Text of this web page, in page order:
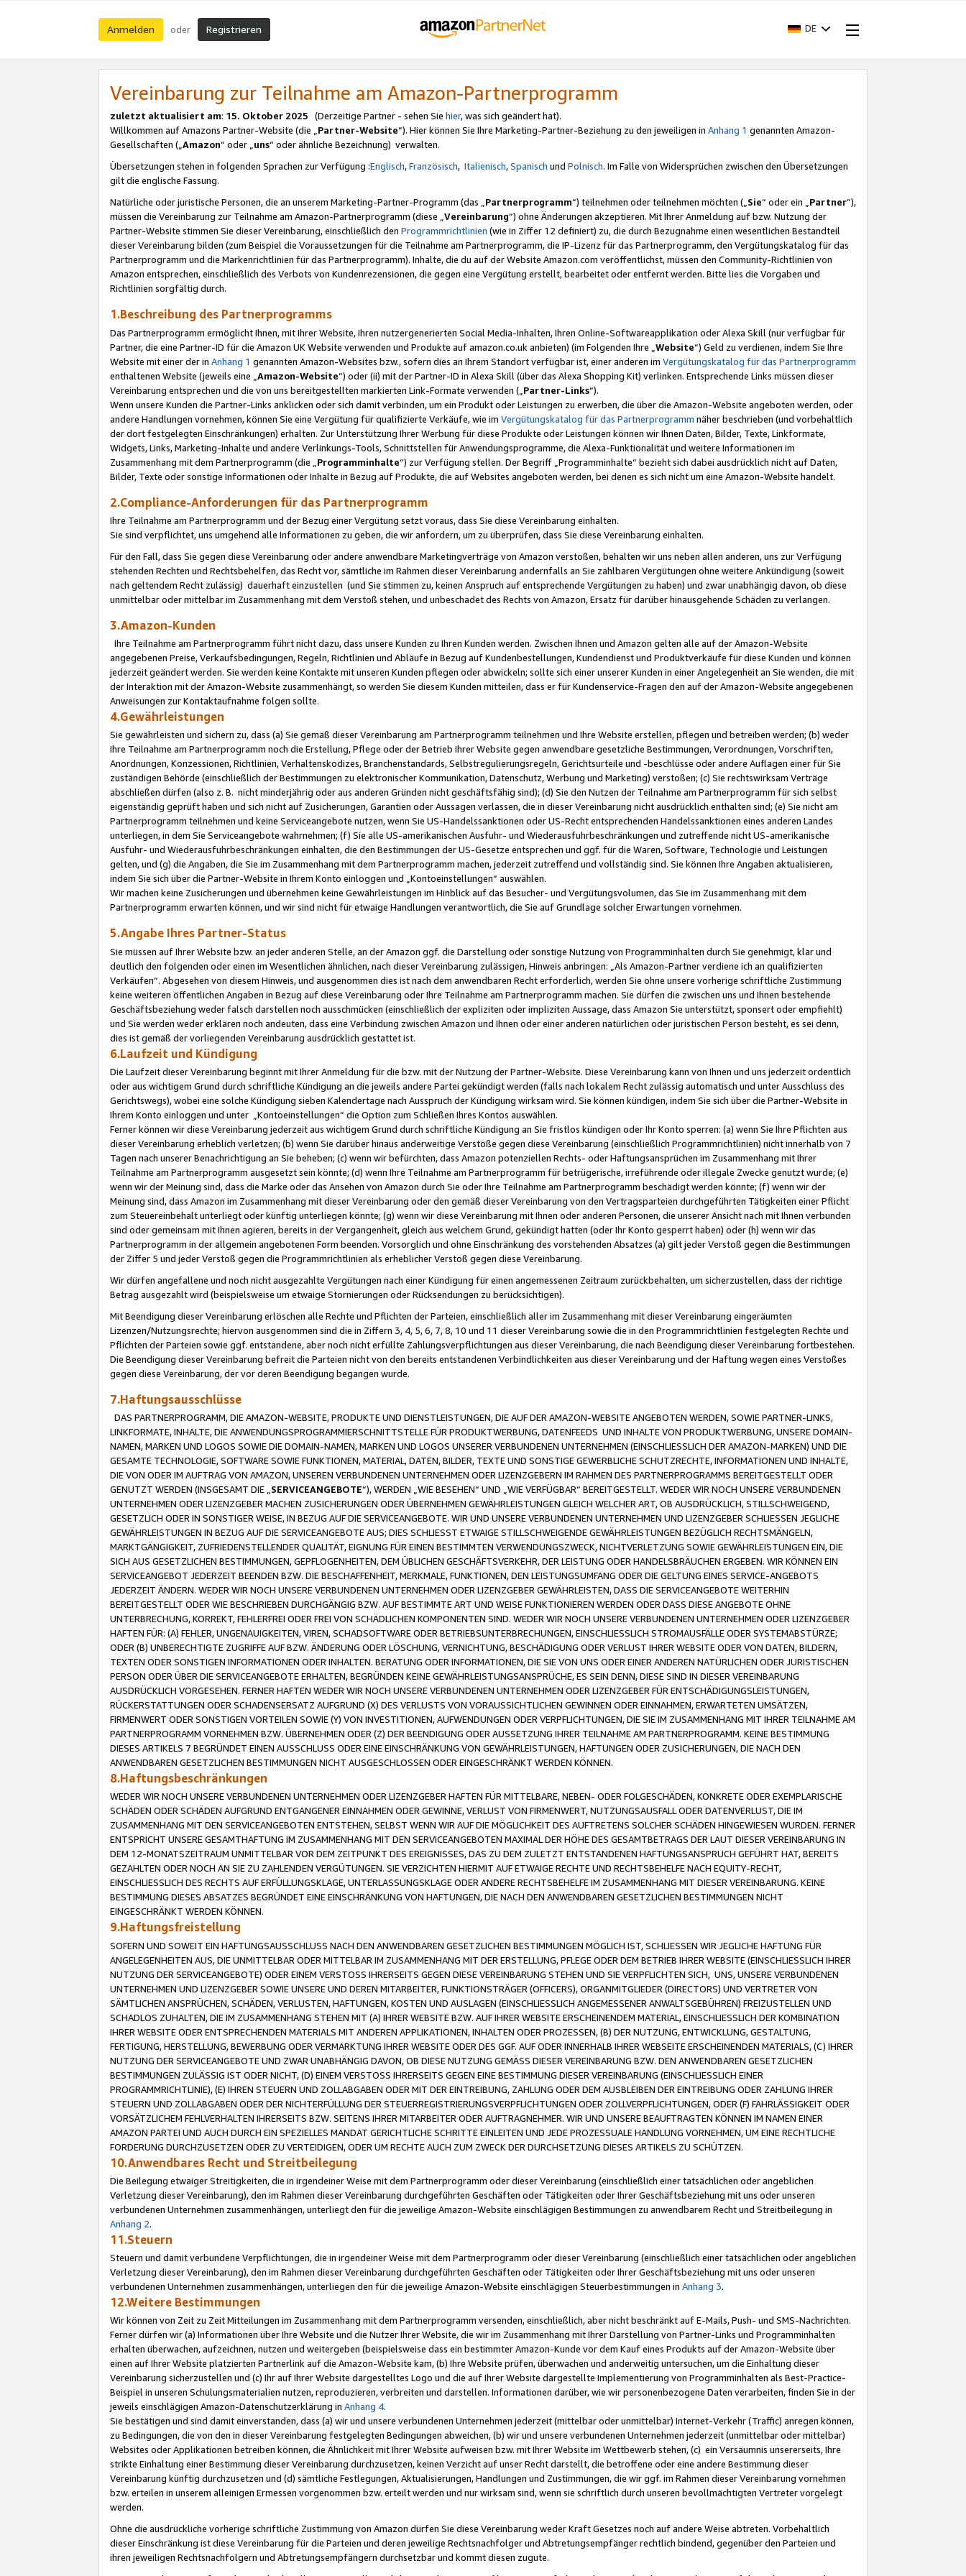
Anmelden oder Registrieren DE
Vereinbarung zur Teilnahme am Amazon-Partnerprogramm
zuletzt aktualisiert am: 15. Oktober 2025 (Derzeitige Partner - sehen Sie hier, was sich geändert hat).
Willkommen auf Amazons Partner-Website (die „Partner-Website“). Hier können Sie Ihre Marketing-Partner-Beziehung zu den jeweiligen in Anhang 1 genannten Amazon-
Gesellschaften („Amazon“ oder „uns“ oder ähnliche Bezeichnung) verwalten.
Übersetzungen stehen in folgenden Sprachen zur Verfügung :Englisch,Französisch, Italienisch,Spanisch und Polnisch. Im Falle von Widersprüchen zwischen den Übersetzungen
gilt die englische Fassung.
Natürliche oder juristische Personen, die an unserem Marketing-Partner-Programm (das „Partnerprogramm“) teilnehmen oder teilnehmen möchten („Sie“ oder ein „Partner“),
müssen die Vereinbarung zur Teilnahme am Amazon-Partnerprogramm (diese „Vereinbarung“) ohne Änderungen akzeptieren. Mit Ihrer Anmeldung auf bzw. Nutzung der
Partner-Website stimmen Sie dieser Vereinbarung, einschließlich den Programmrichtlinien (wie in Ziffer 12 definiert) zu, die durch Bezugnahme einen wesentlichen Bestandteil
dieser Vereinbarung bilden (zum Beispiel die Voraussetzungen für die Teilnahme am Partnerprogramm, die IP-Lizenz für das Partnerprogramm, den Vergütungskatalog für das
Partnerprogramm und die Markenrichtlinien für das Partnerprogramm). Inhalte, die du auf der Website Amazon.com veröffentlichst, müssen den Community-Richtlinien von
Amazon entsprechen, einschließlich des Verbots von Kundenrezensionen, die gegen eine Vergütung erstellt, bearbeitet oder entfernt werden. Bitte lies die Vorgaben und
Richtlinien sorgfältig durch.
1.Beschreibung des Partnerprogramms
Das Partnerprogramm ermöglicht Ihnen, mit Ihrer Website, Ihren nutzergenerierten Social Media-Inhalten, Ihren Online-Softwareapplikation oder Alexa Skill (nur verfügbar für
Partner, die eine Partner-ID für die Amazon UK Website verwenden und Produkte auf amazon.co.uk anbieten) (im Folgenden Ihre „ Website“) Geld zu verdienen, indem Sie Ihre
Website mit einer der in Anhang 1 genannten Amazon-Websites bzw., sofern dies an Ihrem Standort verfügbar ist, einer anderen im Vergütungskatalog für das Partnerprogramm
enthaltenen Website (jeweils eine „ Amazon-Website“) oder (ii) mit der Partner-ID in Alexa Skill (über das Alexa Shopping Kit) verlinken. Entsprechende Links müssen dieser
Vereinbarung entsprechen und die von uns bereitgestellten markierten Link-Formate verwenden („ Partner-Links“).
Wenn unsere Kunden die Partner-Links anklicken oder sich damit verbinden, um ein Produkt oder Leistungen zu erwerben, die über die Amazon-Website angeboten werden, oder
andere Handlungen vornehmen, können Sie eine Vergütung für qualifizierte Verkäufe, wie im Vergütungskatalog für das Partnerprogramm näher beschrieben (und vorbehaltlich
der dort festgelegten Einschränkungen) erhalten. Zur Unterstützung Ihrer Werbung für diese Produkte oder Leistungen können wir Ihnen Daten, Bilder, Texte, Linkformate,
Widgets, Links, Marketing-Inhalte und andere Verlinkungs-Tools, Schnittstellen für Anwendungsprogramme, die Alexa-Funktionalität und weitere Informationen im
Zusammenhang mit dem Partnerprogramm (die „ Programminhalte“) zur Verfügung stellen. Der Begriff „Programminhalte“ bezieht sich dabei ausdrücklich nicht auf Daten,
Bilder, Texte oder sonstige Informationen oder Inhalte in Bezug auf Produkte, die auf Websites angeboten werden, bei denen es sich nicht um eine Amazon-Website handelt.
2.Compliance-Anforderungen für das Partnerprogramm
Ihre Teilnahme am Partnerprogramm und der Bezug einer Vergütung setzt voraus, dass Sie diese Vereinbarung einhalten.
Sie sind verpflichtet, uns umgehend alle Informationen zu geben, die wir anfordern, um zu überprüfen, dass Sie diese Vereinbarung einhalten.
Für den Fall, dass Sie gegen diese Vereinbarung oder andere anwendbare Marketingverträge von Amazon verstoßen, behalten wir uns neben allen anderen, uns zur Verfügung
stehenden Rechten und Rechtsbehelfen, das Recht vor, sämtliche im Rahmen dieser Vereinbarung andernfalls an Sie zahlbaren Vergütungen ohne weitere Ankündigung (soweit
nach geltendem Recht zulässig) dauerhaft einzustellen (und Sie stimmen zu, keinen Anspruch auf entsprechende Vergütungen zu haben) und zwar unabhängig davon, ob diese
unmittelbar oder mittelbar im Zusammenhang mit dem Verstoß stehen, und unbeschadet des Rechts von Amazon, Ersatz für darüber hinausgehende Schäden zu verlangen.
3.Amazon-Kunden
Ihre Teilnahme am Partnerprogramm führt nicht dazu, dass unsere Kunden zu Ihren Kunden werden. Zwischen Ihnen und Amazon gelten alle auf der Amazon-Website
angegebenen Preise, Verkaufsbedingungen, Regeln, Richtlinien und Abläufe in Bezug auf Kundenbestellungen, Kundendienst und Produktverkäufe für diese Kunden und können
jederzeit geändert werden. Sie werden keine Kontakte mit unseren Kunden pflegen oder abwickeln; sollte sich einer unserer Kunden in einer Angelegenheit an Sie wenden, die mit
der Interaktion mit der Amazon-Website zusammenhängt, so werden Sie diesem Kunden mitteilen, dass er für Kundenservice-Fragen den auf der Amazon-Website angegebenen
Anweisungen zur Kontaktaufnahme folgen sollte.
4.Gewährleistungen
Sie gewährleisten und sichern zu, dass (a) Sie gemäß dieser Vereinbarung am Partnerprogramm teilnehmen und Ihre Website erstellen, pflegen und betreiben werden; (b) weder
Ihre Teilnahme am Partnerprogramm noch die Erstellung, Pflege oder der Betrieb Ihrer Website gegen anwendbare gesetzliche Bestimmungen, Verordnungen, Vorschriften,
Anordnungen, Konzessionen, Richtlinien, Verhaltenskodizes, Branchenstandards, Selbstregulierungsregeln, Gerichtsurteile und -beschlüsse oder andere Auflagen einer für Sie
zuständigen Behörde (einschließlich der Bestimmungen zu elektronischer Kommunikation, Datenschutz, Werbung und Marketing) verstoßen; (c) Sie rechtswirksam Verträge
abschließen dürfen (also z. B. nicht minderjährig oder aus anderen Gründen nicht geschäftsfähig sind); (d) Sie den Nutzen der Teilnahme am Partnerprogramm für sich selbst
eigenständig geprüft haben und sich nicht auf Zusicherungen, Garantien oder Aussagen verlassen, die in dieser Vereinbarung nicht ausdrücklich enthalten sind; (e) Sie nicht am
Partnerprogramm teilnehmen und keine Serviceangebote nutzen, wenn Sie US-Handelssanktionen oder US-Recht entsprechenden Handelssanktionen eines anderen Landes
unterliegen, in dem Sie Serviceangebote wahrnehmen; (f) Sie alle US-amerikanischen Ausfuhr- und Wiederausfuhrbeschränkungen und zutreffende nicht US-amerikanische
Ausfuhr- und Wiederausfuhrbeschränkungen einhalten, die den Bestimmungen der US-Gesetze entsprechen und ggf. für die Waren, Software, Technologie und Leistungen
gelten, und (g) die Angaben, die Sie im Zusammenhang mit dem Partnerprogramm machen, jederzeit zutreffend und vollständig sind. Sie können Ihre Angaben aktualisieren,
indem Sie sich über die Partner-Website in Ihrem Konto einloggen und „Kontoeinstellungen“ auswählen.
Wir machen keine Zusicherungen und übernehmen keine Gewährleistungen im Hinblick auf das Besucher- und Vergütungsvolumen, das Sie im Zusammenhang mit dem
Partnerprogramm erwarten können, und wir sind nicht für etwaige Handlungen verantwortlich, die Sie auf Grundlage solcher Erwartungen vornehmen.
5.Angabe Ihres Partner-Status
Sie müssen auf Ihrer Website bzw. an jeder anderen Stelle, an der Amazon ggf. die Darstellung oder sonstige Nutzung von Programminhalten durch Sie genehmigt, klar und
deutlich den folgenden oder einen im Wesentlichen ähnlichen, nach dieser Vereinbarung zulässigen, Hinweis anbringen: „Als Amazon-Partner verdiene ich an qualifizierten
Verkäufen“. Abgesehen von diesem Hinweis, und ausgenommen dies ist nach dem anwendbaren Recht erforderlich, werden Sie ohne unsere vorherige schriftliche Zustimmung
keine weiteren öffentlichen Angaben in Bezug auf diese Vereinbarung oder Ihre Teilnahme am Partnerprogramm machen. Sie dürfen die zwischen uns und Ihnen bestehende
Geschäftsbeziehung weder falsch darstellen noch ausschmücken (einschließlich der expliziten oder impliziten Aussage, dass Amazon Sie unterstützt, sponsert oder empfiehlt)
und Sie werden weder erklären noch andeuten, dass eine Verbindung zwischen Amazon und Ihnen oder einer anderen natürlichen oder juristischen Person besteht, es sei denn,
dies ist gemäß der vorliegenden Vereinbarung ausdrücklich gestattet ist.
6.Laufzeit und Kündigung
Die Laufzeit dieser Vereinbarung beginnt mit Ihrer Anmeldung für die bzw. mit der Nutzung der Partner-Website. Diese Vereinbarung kann von Ihnen und uns jederzeit ordentlich
oder aus wichtigem Grund durch schriftliche Kündigung an die jeweils andere Partei gekündigt werden (falls nach lokalem Recht zulässig automatisch und unter Ausschluss des
Gerichtswegs), wobei eine solche Kündigung sieben Kalendertage nach Ausspruch der Kündigung wirksam wird. Sie können kündigen, indem Sie sich über die Partner-Website in
Ihrem Konto einloggen und unter „Kontoeinstellungen“ die Option zum Schließen Ihres Kontos auswählen.
Ferner können wir diese Vereinbarung jederzeit aus wichtigem Grund durch schriftliche Kündigung an Sie fristlos kündigen oder Ihr Konto sperren: (a) wenn Sie Ihre Pflichten aus
dieser Vereinbarung erheblich verletzen; (b) wenn Sie darüber hinaus anderweitige Verstöße gegen diese Vereinbarung (einschließlich Programmrichtlinien) nicht innerhalb von 7
Tagen nach unserer Benachrichtigung an Sie beheben; (c) wenn wir befürchten, dass Amazon potenziellen Rechts- oder Haftungsansprüchen im Zusammenhang mit Ihrer
Teilnahme am Partnerprogramm ausgesetzt sein könnte; (d) wenn Ihre Teilnahme am Partnerprogramm für betrügerische, irreführende oder illegale Zwecke genutzt wurde; (e)
wenn wir der Meinung sind, dass die Marke oder das Ansehen von Amazon durch Sie oder Ihre Teilnahme am Partnerprogramm beschädigt werden könnte; (f) wenn wir der
Meinung sind, dass Amazon im Zusammenhang mit dieser Vereinbarung oder den gemäß dieser Vereinbarung von den Vertragsparteien durchgeführten Tätigkeiten einer Pflicht
zum Steuereinbehalt unterliegt oder künftig unterliegen könnte; (g) wenn wir diese Vereinbarung mit Ihnen oder anderen Personen, die unserer Ansicht nach mit Ihnen verbunden
sind oder gemeinsam mit Ihnen agieren, bereits in der Vergangenheit, gleich aus welchem Grund, gekündigt hatten (oder Ihr Konto gesperrt haben) oder (h) wenn wir das
Partnerprogramm in der allgemein angebotenen Form beenden. Vorsorglich und ohne Einschränkung des vorstehenden Absatzes (a) gilt jeder Verstoß gegen die Bestimmungen
der Ziffer 5 und jeder Verstoß gegen die Programmrichtlinien als erheblicher Verstoß gegen diese Vereinbarung.
Wir dürfen angefallene und noch nicht ausgezahlte Vergütungen nach einer Kündigung für einen angemessenen Zeitraum zurückbehalten, um sicherzustellen, dass der richtige
Betrag ausgezahlt wird (beispielsweise um etwaige Stornierungen oder Rücksendungen zu berücksichtigen).
Mit Beendigung dieser Vereinbarung erlöschen alle Rechte und Pflichten der Parteien, einschließlich aller im Zusammenhang mit dieser Vereinbarung eingeräumten
Lizenzen/Nutzungsrechte; hiervon ausgenommen sind die in Ziffern 3, 4, 5, 6, 7, 8, 10 und 11 dieser Vereinbarung sowie die in den Programmrichtlinien festgelegten Rechte und
Pflichten der Parteien sowie ggf. entstandene, aber noch nicht erfüllte Zahlungsverpflichtungen aus dieser Vereinbarung, die nach Beendigung dieser Vereinbarung fortbestehen.
Die Beendigung dieser Vereinbarung befreit die Parteien nicht von den bereits entstandenen Verbindlichkeiten aus dieser Vereinbarung und der Haftung wegen eines Verstoßes
gegen diese Vereinbarung, der vor deren Beendigung begangen wurde.
7.Haftungsausschlüsse
DAS PARTNERPROGRAMM, DIE AMAZON-WEBSITE, PRODUKTE UND DIENSTLEISTUNGEN, DIE AUF DER AMAZON-WEBSITE ANGEBOTEN WERDEN, SOWIE PARTNER-LINKS,
LINKFORMATE, INHALTE, DIE ANWENDUNGSPROGRAMMIERSCHNITTSTELLE FÜR PRODUKTWERBUNG, DATENFEEDS UND INHALTE VON PRODUKTWERBUNG, UNSERE DOMAIN-
NAMEN, MARKEN UND LOGOS SOWIE DIE DOMAIN-NAMEN, MARKEN UND LOGOS UNSERER VERBUNDENEN UNTERNEHMEN (EINSCHLIESSLICH DER AMAZON-MARKEN) UND DIE
GESAMTE TECHNOLOGIE, SOFTWARE SOWIE FUNKTIONEN, MATERIAL, DATEN, BILDER, TEXTE UND SONSTIGE GEWERBLICHE SCHUTZRECHTE, INFORMATIONEN UND INHALTE,
DIE VON ODER IM AUFTRAG VON AMAZON, UNSEREN VERBUNDENEN UNTERNEHMEN ODER LIZENZGEBERN IM RAHMEN DES PARTNERPROGRAMMS BEREITGESTELLT ODER
GENUTZT WERDEN (INSGESAMT DIE „ SERVICEANGEBOTE“), WERDEN „WIE BESEHEN“ UND „WIE VERFÜGBAR“ BEREITGESTELLT. WEDER WIR NOCH UNSERE VERBUNDENEN
UNTERNEHMEN ODER LIZENZGEBER MACHEN ZUSICHERUNGEN ODER ÜBERNEHMEN GEWÄHRLEISTUNGEN GLEICH WELCHER ART, OB AUSDRÜCKLICH, STILLSCHWEIGEND,
GESETZLICH ODER IN SONSTIGER WEISE, IN BEZUG AUF DIE SERVICEANGEBOTE. WIR UND UNSERE VERBUNDENEN UNTERNEHMEN UND LIZENZGEBER SCHLIESSEN JEGLICHE
GEWÄHRLEISTUNGEN IN BEZUG AUF DIE SERVICEANGEBOTE AUS; DIES SCHLIESST ETWAIGE STILLSCHWEIGENDE GEWÄHRLEISTUNGEN BEZÜGLICH RECHTSMÄNGELN,
MARKTGÄNGIGKEIT, ZUFRIEDENSTELLENDER QUALITÄT, EIGNUNG FÜR EINEN BESTIMMTEN VERWENDUNGSZWECK, NICHTVERLETZUNG SOWIE GEWÄHRLEISTUNGEN EIN, DIE
SICH AUS GESETZLICHEN BESTIMMUNGEN, GEPFLOGENHEITEN, DEM ÜBLICHEN GESCHÄFTSVERKEHR, DER LEISTUNG ODER HANDELSBRÄUCHEN ERGEBEN. WIR KÖNNEN EIN
SERVICEANGEBOT JEDERZEIT BEENDEN BZW. DIE BESCHAFFENHEIT, MERKMALE, FUNKTIONEN, DEN LEISTUNGSUMFANG ODER DIE GELTUNG EINES SERVICE-ANGEBOTS
JEDERZEIT ÄNDERN. WEDER WIR NOCH UNSERE VERBUNDENEN UNTERNEHMEN ODER LIZENZGEBER GEWÄHRLEISTEN, DASS DIE SERVICEANGEBOTE WEITERHIN
BEREITGESTELLT ODER WIE BESCHRIEBEN DURCHGÄNGIG BZW. AUF BESTIMMTE ART UND WEISE FUNKTIONIEREN WERDEN ODER DASS DIESE ANGEBOTE OHNE
UNTERBRECHUNG, KORREKT, FEHLERFREI ODER FREI VON SCHÄDLICHEN KOMPONENTEN SIND. WEDER WIR NOCH UNSERE VERBUNDENEN UNTERNEHMEN ODER LIZENZGEBER
HAFTEN FÜR: (A) FEHLER, UNGENAUIGKEITEN, VIREN, SCHADSOFTWARE ODER BETRIEBSUNTERBRECHUNGEN, EINSCHLIESSLICH STROMAUSFÄLLE ODER SYSTEMABSTÜRZE;
ODER (B) UNBERECHTIGTE ZUGRIFFE AUF BZW. ÄNDERUNG ODER LÖSCHUNG, VERNICHTUNG, BESCHÄDIGUNG ODER VERLUST IHRER WEBSITE ODER VON DATEN, BILDERN,
TEXTEN ODER SONSTIGEN INFORMATIONEN ODER INHALTEN. BERATUNG ODER INFORMATIONEN, DIE SIE VON UNS ODER EINER ANDEREN NATÜRLICHEN ODER JURISTISCHEN
PERSON ODER ÜBER DIE SERVICEANGEBOTE ERHALTEN, BEGRÜNDEN KEINE GEWÄHRLEISTUNGSANSPRÜCHE, ES SEIN DENN, DIESE SIND IN DIESER VEREINBARUNG
AUSDRÜCKLICH VORGESEHEN. FERNER HAFTEN WEDER WIR NOCH UNSERE VERBUNDENEN UNTERNEHMEN ODER LIZENZGEBER FÜR ENTSCHÄDIGUNGSLEISTUNGEN,
RÜCKERSTATTUNGEN ODER SCHADENSERSATZ AUFGRUND (X) DES VERLUSTS VON VORAUSSICHTLICHEN GEWINNEN ODER EINNAHMEN, ERWARTETEN UMSÄTZEN,
FIRMENWERT ODER SONSTIGEN VORTEILEN SOWIE (Y) VON INVESTITIONEN, AUFWENDUNGEN ODER VERPFLICHTUNGEN, DIE SIE IM ZUSAMMENHANG MIT IHRER TEILNAHME AM
PARTNERPROGRAMM VORNEHMEN BZW. ÜBERNEHMEN ODER (Z) DER BEENDIGUNG ODER AUSSETZUNG IHRER TEILNAHME AM PARTNERPROGRAMM. KEINE BESTIMMUNG
DIESES ARTIKELS 7 BEGRÜNDET EINEN AUSSCHLUSS ODER EINE EINSCHRÄNKUNG VON GEWÄHRLEISTUNGEN, HAFTUNGEN ODER ZUSICHERUNGEN, DIE NACH DEN
ANWENDBAREN GESETZLICHEN BESTIMMUNGEN NICHT AUSGESCHLOSSEN ODER EINGESCHRÄNKT WERDEN KÖNNEN.
8.Haftungsbeschränkungen
WEDER WIR NOCH UNSERE VERBUNDENEN UNTERNEHMEN ODER LIZENZGEBER HAFTEN FÜR MITTELBARE, NEBEN- ODER FOLGESCHÄDEN, KONKRETE ODER EXEMPLARISCHE
SCHÄDEN ODER SCHÄDEN AUFGRUND ENTGANGENER EINNAHMEN ODER GEWINNE, VERLUST VON FIRMENWERT, NUTZUNGSAUSFALL ODER DATENVERLUST, DIE IM
ZUSAMMENHANG MIT DEN SERVICEANGEBOTEN ENTSTEHEN, SELBST WENN WIR AUF DIE MÖGLICHKEIT DES AUFTRETENS SOLCHER SCHÄDEN HINGEWIESEN WURDEN. FERNER
ENTSPRICHT UNSERE GESAMTHAFTUNG IM ZUSAMMENHANG MIT DEN SERVICEANGEBOTEN MAXIMAL DER HÖHE DES GESAMTBETRAGS DER LAUT DIESER VEREINBARUNG IN
DEM 12-MONATSZEITRAUM UNMITTELBAR VOR DEM ZEITPUNKT DES EREIGNISSES, DAS ZU DEM ZULETZT ENTSTANDENEN HAFTUNGSANSPRUCH GEFÜHRT HAT, BEREITS
GEZAHLTEN ODER NOCH AN SIE ZU ZAHLENDEN VERGÜTUNGEN. SIE VERZICHTEN HIERMIT AUF ETWAIGE RECHTE UND RECHTSBEHELFE NACH EQUITY-RECHT,
EINSCHLIESSLICH DES RECHTS AUF ERFÜLLUNGSKLAGE, UNTERLASSUNGSKLAGE ODER ANDERE RECHTSBEHELFE IM ZUSAMMENHANG MIT DIESER VEREINBARUNG. KEINE
BESTIMMUNG DIESES ABSATZES BEGRÜNDET EINE EINSCHRÄNKUNG VON HAFTUNGEN, DIE NACH DEN ANWENDBAREN GESETZLICHEN BESTIMMUNGEN NICHT
EINGESCHRÄNKT WERDEN KÖNNEN.
9.Haftungsfreistellung
SOFERN UND SOWEIT EIN HAFTUNGSAUSSCHLUSS NACH DEN ANWENDBAREN GESETZLICHEN BESTIMMUNGEN MÖGLICH IST, SCHLIESSEN WIR JEGLICHE HAFTUNG FÜR
ANGELEGENHEITEN AUS, DIE UNMITTELBAR ODER MITTELBAR IM ZUSAMMENHANG MIT DER ERSTELLUNG, PFLEGE ODER DEM BETRIEB IHRER WEBSITE (EINSCHLIESSLICH IHRER
NUTZUNG DER SERVICEANGEBOTE) ODER EINEM VERSTOSS IHRERSEITS GEGEN DIESE VEREINBARUNG STEHEN UND SIE VERPFLICHTEN SICH, UNS, UNSERE VERBUNDENEN
UNTERNEHMEN UND LIZENZGEBER SOWIE UNSERE UND DEREN MITARBEITER, FUNKTIONSTRÄGER (OFFICERS), ORGANMITGLIEDER (DIRECTORS) UND VERTRETER VON
SÄMTLICHEN ANSPRÜCHEN, SCHÄDEN, VERLUSTEN, HAFTUNGEN, KOSTEN UND AUSLAGEN (EINSCHLIESSLICH ANGEMESSENER ANWALTSGEBÜHREN) FREIZUSTELLEN UND
SCHADLOS ZUHALTEN, DIE IM ZUSAMMENHANG STEHEN MIT (A) IHRER WEBSITE BZW. AUF IHRER WEBSITE ERSCHEINENDEM MATERIAL, EINSCHLIESSLICH DER KOMBINATION
IHRER WEBSITE ODER ENTSPRECHENDEN MATERIALS MIT ANDEREN APPLIKATIONEN, INHALTEN ODER PROZESSEN, (B) DER NUTZUNG, ENTWICKLUNG, GESTALTUNG,
FERTIGUNG, HERSTELLUNG, BEWERBUNG ODER VERMARKTUNG IHRER WEBSITE ODER DES GGF. AUF ODER INNERHALB IHRER WEBSEITE ERSCHEINENDEN MATERIALS, (C) IHRER
NUTZUNG DER SERVICEANGEBOTE UND ZWAR UNABHÄNGIG DAVON, OB DIESE NUTZUNG GEMÄSS DIESER VEREINBARUNG BZW. DEN ANWENDBAREN GESETZLICHEN
BESTIMMUNGEN ZULÄSSIG IST ODER NICHT, (D) EINEM VERSTOSS IHRERSEITS GEGEN EINE BESTIMMUNG DIESER VEREINBARUNG (EINSCHLIESSLICH EINER
PROGRAMMRICHTLINIE), (E) IHREN STEUERN UND ZOLLABGABEN ODER MIT DER EINTREIBUNG, ZAHLUNG ODER DEM AUSBLEIBEN DER EINTREIBUNG ODER ZAHLUNG IHRER
STEUERN UND ZOLLABGABEN ODER DER NICHTERFÜLLUNG DER STEUERREGISTRIERUNGSVERPFLICHTUNGEN ODER ZOLLVERPFLICHTUNGEN, ODER (F) FAHRLÄSSIGKEIT ODER
VORSÄTZLICHEM FEHLVERHALTEN IHRERSEITS BZW. SEITENS IHRER MITARBEITER ODER AUFTRAGNEHMER. WIR UND UNSERE BEAUFTRAGTEN KÖNNEN IM NAMEN EINER
AMAZON PARTEI UND AUCH DURCH EIN SPEZIELLES MANDAT GERICHTLICHE SCHRITTE EINLEITEN UND JEDE PROZESSUALE HANDLUNG VORNEHMEN, UM EINE RECHTLICHE
FORDERUNG DURCHZUSETZEN ODER ZU VERTEIDIGEN, ODER UM RECHTE AUCH ZUM ZWECK DER DURCHSETZUNG DIESES ARTIKELS ZU SCHÜTZEN.
10.Anwendbares Recht und Streitbeilegung
Die Beilegung etwaiger Streitigkeiten, die in irgendeiner Weise mit dem Partnerprogramm oder dieser Vereinbarung (einschließlich einer tatsächlichen oder angeblichen
Verletzung dieser Vereinbarung), den im Rahmen dieser Vereinbarung durchgeführten Geschäften oder Tätigkeiten oder Ihrer Geschäftsbeziehung mit uns oder unseren
verbundenen Unternehmen zusammenhängen, unterliegt den für die jeweilige Amazon-Website einschlägigen Bestimmungen zu anwendbarem Recht und Streitbeilegung in
Anhang 2.
11.Steuern
Steuern und damit verbundene Verpflichtungen, die in irgendeiner Weise mit dem Partnerprogramm oder dieser Vereinbarung (einschließlich einer tatsächlichen oder angeblichen
Verletzung dieser Vereinbarung), den im Rahmen dieser Vereinbarung durchgeführten Geschäften oder Tätigkeiten oder Ihrer Geschäftsbeziehung mit uns oder unseren
verbundenen Unternehmen zusammenhängen, unterliegen den für die jeweilige Amazon-Website einschlägigen Steuerbestimmungen in Anhang 3.
12.Weitere Bestimmungen
Wir können von Zeit zu Zeit Mitteilungen im Zusammenhang mit dem Partnerprogramm versenden, einschließlich, aber nicht beschränkt auf E-Mails, Push- und SMS-Nachrichten.
Ferner dürfen wir (a) Informationen über Ihre Website und die Nutzer Ihrer Website, die wir im Zusammenhang mit Ihrer Darstellung von Partner-Links und Programminhalten
erhalten überwachen, aufzeichnen, nutzen und weitergeben (beispielsweise dass ein bestimmter Amazon-Kunde vor dem Kauf eines Produkts auf der Amazon-Website über
einen auf Ihrer Website platzierten Partnerlink auf die Amazon-Website kam, (b) Ihre Website prüfen, überwachen und anderweitig untersuchen, um die Einhaltung dieser
Vereinbarung sicherzustellen und (c) Ihr auf Ihrer Website dargestelltes Logo und die auf Ihrer Website dargestellte Implementierung von Programminhalten als Best-Practice-
Beispiel in unseren Schulungsmaterialien nutzen, reproduzieren, verbreiten und darstellen. Informationen darüber, wie wir personenbezogene Daten verarbeiten, finden Sie in der
jeweils einschlägigen Amazon-Datenschutzerklärung in Anhang 4.
Sie bestätigen und sind damit einverstanden, dass (a) wir und unsere verbundenen Unternehmen jederzeit (mittelbar oder unmittelbar) Internet-Verkehr (Traffic) anregen können,
zu Bedingungen, die von den in dieser Vereinbarung festgelegten Bedingungen abweichen, (b) wir und unsere verbundenen Unternehmen jederzeit (unmittelbar oder mittelbar)
Websites oder Applikationen betreiben können, die Ähnlichkeit mit Ihrer Website aufweisen bzw. mit Ihrer Website im Wettbewerb stehen, (c) ein Versäumnis unsererseits, Ihre
strikte Einhaltung einer Bestimmung dieser Vereinbarung durchzusetzen, keinen Verzicht auf unser Recht darstellt, die betroffene oder eine andere Bestimmung dieser
Vereinbarung künftig durchzusetzen und (d) sämtliche Festlegungen, Aktualisierungen, Handlungen und Zustimmungen, die wir ggf. im Rahmen dieser Vereinbarung vornehmen
bzw. erteilen in unserem alleinigen Ermessen vorgenommen bzw. erteilt werden und nur wirksam sind, wenn sie schriftlich durch unseren bevollmächtigten Vertreter vorgelegt
werden.
Ohne die ausdrückliche vorherige schriftliche Zustimmung von Amazon dürfen Sie diese Vereinbarung weder Kraft Gesetzes noch auf andere Weise abtreten. Vorbehaltlich
dieser Einschränkung ist diese Vereinbarung für die Parteien und deren jeweilige Rechtsnachfolger und Abtretungsempfänger rechtlich bindend, gegenüber den Parteien und
ihren jeweiligen Rechtsnachfolgern und Abtretungsempfängern durchsetzbar und kommt diesen zugute.